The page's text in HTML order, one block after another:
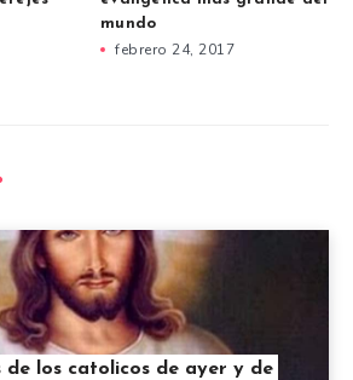
mundo
febrero 24, 2017
de los catolicos de ayer y de